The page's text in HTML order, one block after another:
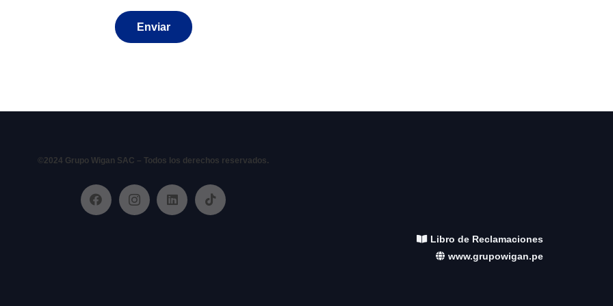
©2024 Grupo Wigan SAC – Todos los derechos reservados.
Libro de Reclamaciones
www.grupowigan.pe